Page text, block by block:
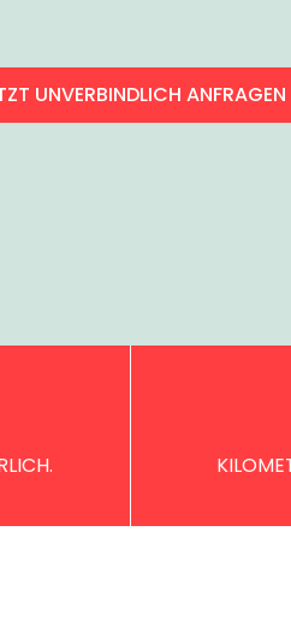
UNVERBINDLICH ANFRAGEN